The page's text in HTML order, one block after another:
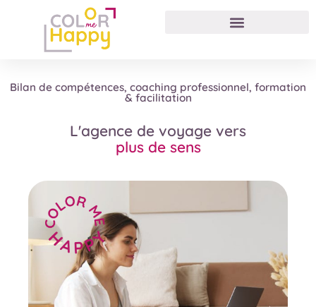
Bilan de compétences, coaching professionnel, formation
& facilitation
L'agence de voyage vers
plus de sens
l'épanouissement